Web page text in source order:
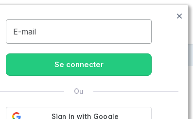
09.77.55.73.00
Cap Retraite vous aide à trouver un emploi
E-mail
Se connecter
Ou